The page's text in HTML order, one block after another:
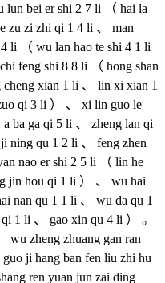
bei er shi 2 7 li （ hai la
zu zi zhi qi 1 4 li 、 man
li （ wu lan hao te shi 4 1 li
feng shi 8 8 li （ hong shan
xian 1 li 、 lin xi xian 1
qi 3 li ） 、 xi lin guo le
ba ga qi 5 li 、 zheng lan qi
ning qu 1 2 li 、 feng zhen
nao er shi 2 5 li （ lin he
jin hou qi 1 li ） 、 wu hai
nan qu 1 1 li 、 wu da qu 1
1 li 、 gao xin qu 4 li ） 。
wu zheng zhuang gan ran
ji hang ban fen liu zhi hu
ren yuan jun zai ding